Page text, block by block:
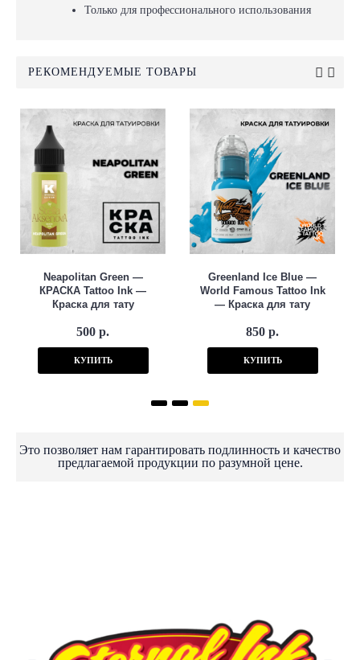
Только для профессионального использования
РЕКОМЕНДУЕМЫЕ ТОВАРЫ
Neapolitan Green —
КРАСКА Tattoo Ink —
Краска для тату
500 р.
КУПИТЬ
Greenland Ice Blue —
World Famous Tattoo Ink
— Краска для тату
850 р.
КУПИТЬ
Это позволяет нам гарантировать подлинность и качество
предлагаемой продукции по разумной цене.